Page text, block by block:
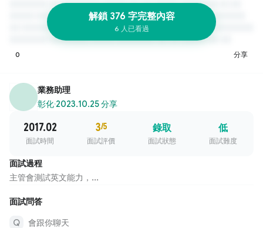
解鎖 376 字完整內容
6 人已看過
0 分享
業務助理
彰化·2023.10.25 分享
2017.02
面試時間
3/5
面試評價
錄取
面試狀態
低
面試難度
面試過程
主管會測試英文能力，...
面試問答
會跟你聊天